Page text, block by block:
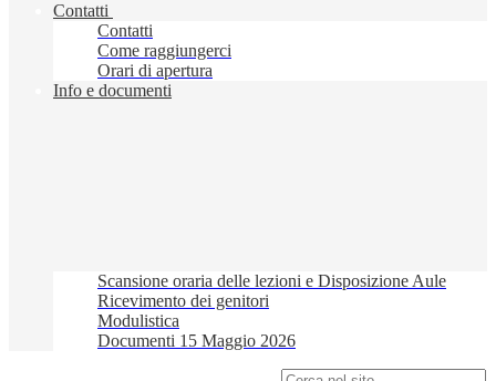
Contatti
Contatti
Come raggiungerci
Orari di apertura
Info e documenti
Scansione oraria delle lezioni e Disposizione Aule
Ricevimento dei genitori
Modulistica
Documenti 15 Maggio 2026